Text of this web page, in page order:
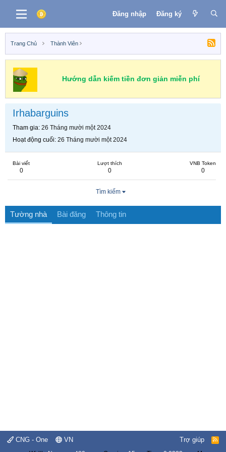
Đăng nhập Đăng ký
Trang Chủ Thành Viên
Hướng dẫn kiếm tiền đơn giản miễn phí
Irhabarguins
Tham gia 26 Tháng mười một 2024
Hoạt động cuối 26 Tháng mười một 2024
Bài viết
0
Lượt thích
0
VNB Token
0
Tìm kiếm
Tường nhà Bài đăng Thông tin
CNG - One VN Trợ giúp
R